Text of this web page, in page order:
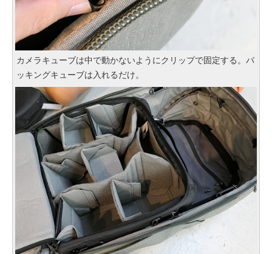
カメラキューブは中で動かないようにクリップで固定する。パ
ッキングキューブは入れるだけ。